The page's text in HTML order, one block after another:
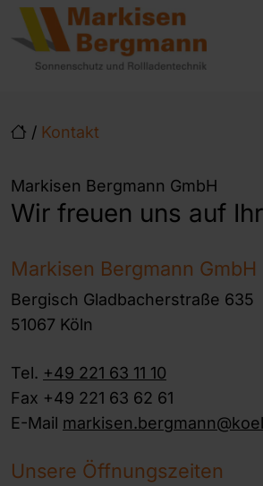
zur Top-Navigation
zur Hauptnavigation
Inhalt springen
zum Footer
Hauptnavigation
/ Kontakt
Markisen Bergmann GmbH
Wir freuen uns auf
Markisen Bergmann GmbH
Bergisch Gladbacherstraße 635
51067 Köln
Tel. +49 221 63 11 10
Fax +49 221 63 62 61
E-Mail
Unsere Öffnungszeiten